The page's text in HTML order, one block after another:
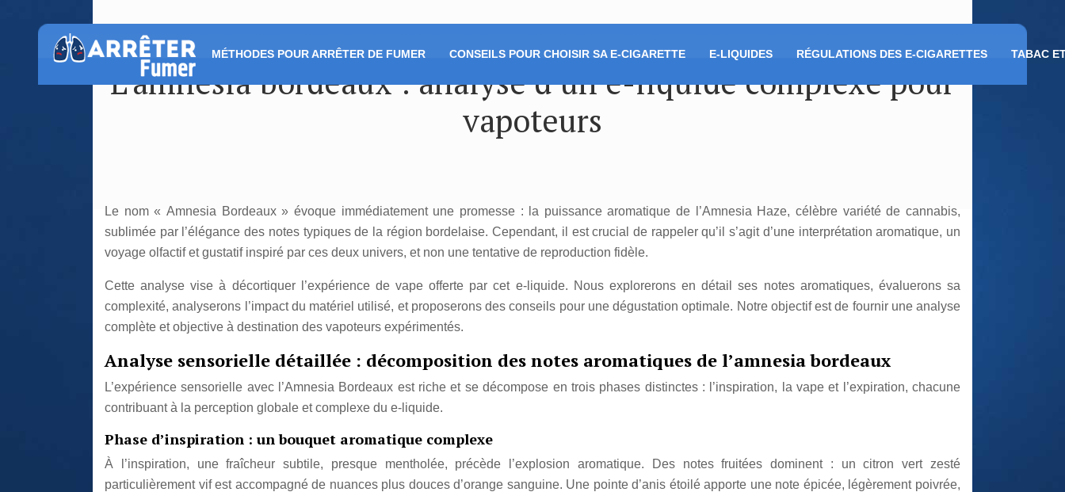
MÉTHODES POUR ARRÊTER DE FUMER CONSEILS POUR CHOISIR SA E-CIGARETTE E-LIQUIDES RÉGULATIONS DES E-CIGARETTES TABAC
L’amnesia bordeaux : analyse d’un e-liquide complexe pour
vapoteurs
Le nom « Amnesia Bordeaux » évoque immédiatement une promesse : la puissance aromatique de l’Amnesia Haze, célèbre variété de cannabis,
sublimée par l’élégance des notes typiques de la région bordelaise. Cependant, il est crucial de rappeler qu’il s’agit d’une interprétation aromatique, un
voyage olfactif et gustatif inspiré par ces deux univers, et non une tentative de reproduction fidèle.
Cette analyse vise à décortiquer l’expérience de vape offerte par cet e-liquide. Nous explorerons en détail ses notes aromatiques, évaluerons sa
complexité, analyserons l’impact du matériel utilisé, et proposerons des conseils pour une dégustation optimale. Notre objectif est de fournir une analyse
complète et objective à destination des vapoteurs expérimentés.
Analyse sensorielle détaillée : décomposition des notes aromatiques de l’amnesia bordeaux
L’expérience sensorielle avec l’Amnesia Bordeaux est riche et se décompose en trois phases distinctes : l’inspiration, la vape et l’expiration, chacune
contribuant à la perception globale et complexe du e-liquide.
Phase d’inspiration : un bouquet aromatique complexe
À l’inspiration, une fraîcheur subtile, presque mentholée, précède l’explosion aromatique. Des notes fruitées dominent : un citron vert zesté
particulièrement vif est accompagné de nuances plus douces d’orange sanguine. Une pointe d’anis étoilé apporte une note épicée, légèrement poivrée,